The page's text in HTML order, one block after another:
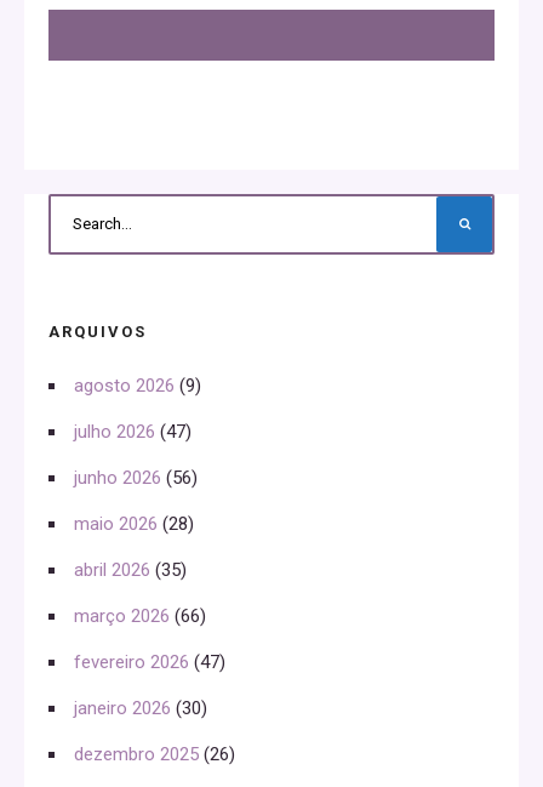
ARQUIVOS
agosto 2026 (9)
julho 2026 (47)
junho 2026 (56)
maio 2026 (28)
abril 2026 (35)
março 2026 (66)
fevereiro 2026 (47)
janeiro 2026 (30)
dezembro 2025 (26)